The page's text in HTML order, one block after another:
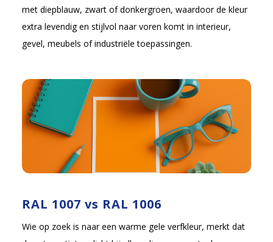
met diepblauw, zwart of donkergroen, waardoor de kleur
extra levendig en stijlvol naar voren komt in interieur,
gevel, meubels of industriële toepassingen.
RAL 1007 vs RAL 1006
Wie op zoek is naar een warme gele verfkleur, merkt dat